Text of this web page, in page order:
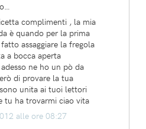
complimenti , la mia
è quando per la prima
assaggiare la fregola
a bocca aperta
ne ho un pò da
di provare la tua
unita ai tuoi lettori
tu ha trovarmi ciao vita
alle ore 08:27